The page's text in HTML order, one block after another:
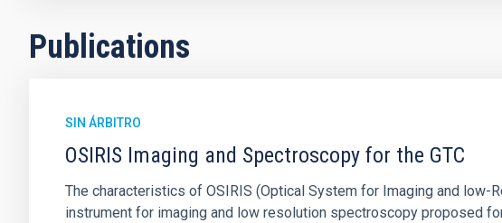
Publications
SIN ÁRBITRO
OSIRIS Imaging and Spectroscopy for the GTC
The characteristics of OSIRIS (Optical System for Imaging and low-
instrument for imaging and low resolution spectroscopy proposed